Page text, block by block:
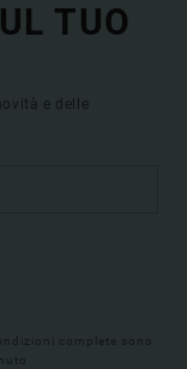
TUO
e delle
complete sono